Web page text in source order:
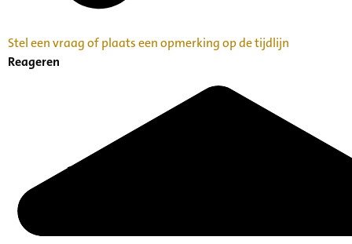
Stel een vraag of plaats een opmerking op de tijdlijn
Reageren